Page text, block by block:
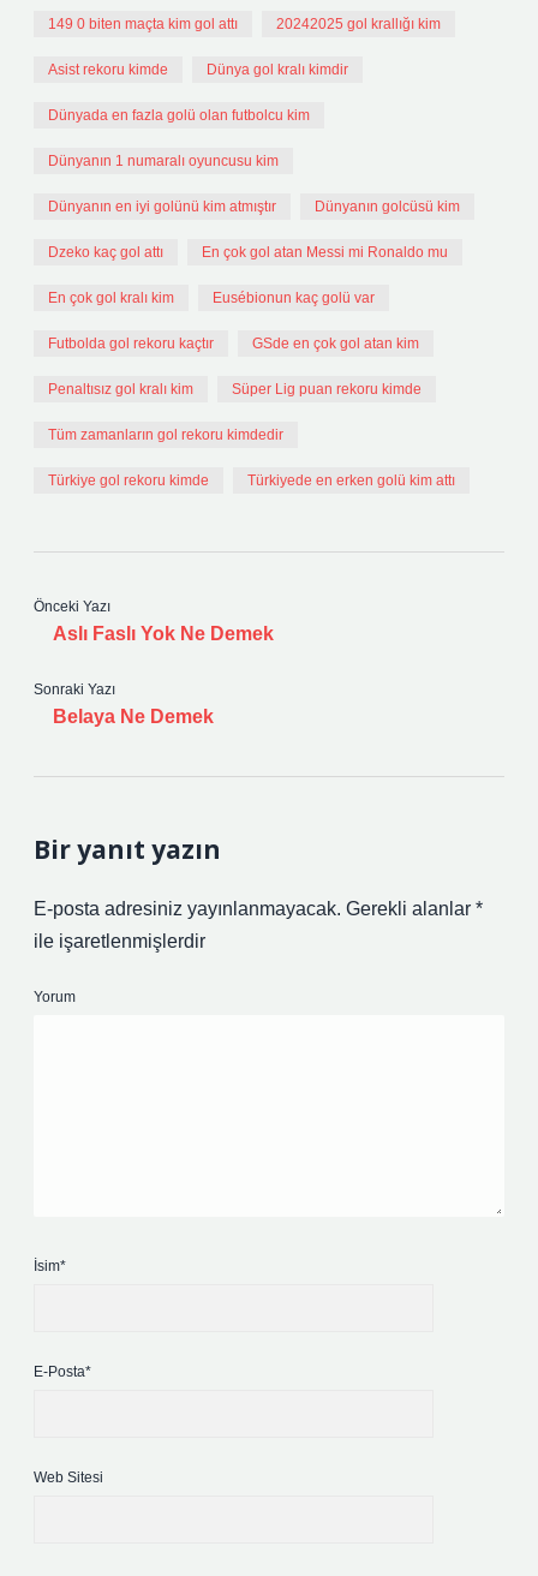
149 0 biten maçta kim gol attı 20242025 gol krallığı kim
Asist rekoru kimde Dünya gol kralı kimdir
Dünyada en fazla golü olan futbolcu kim
Dünyanın 1 numaralı oyuncusu kim
Dünyanın en iyi golünü kim atmıştır Dünyanın golcüsü kim
Dzeko kaç gol attı En çok gol atan Messi mi Ronaldo mu
En çok gol kralı kim Eusébionun kaç golü var
Futbolda gol rekoru kaçtır GSde en çok gol atan kim
Penaltısız gol kralı kim Süper Lig puan rekoru kimde
Tüm zamanların gol rekoru kimdedir
Türkiye gol rekoru kimde Türkiyede en erken golü kim attı
Önceki Yazı
Aslı Faslı Yok Ne Demek
Sonraki Yazı
Belaya Ne Demek
Bir yanıt yazın
E-posta adresiniz yayınlanmayacak. Gerekli alanlar *
ile işaretlenmişlerdir
Yorum
İsim*
E-Posta*
Web Sitesi